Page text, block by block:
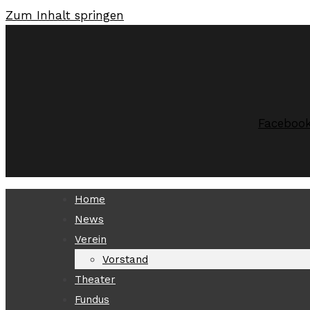
Zum Inhalt springen
Home
News
Verein
Vorstand
Theater
Fundus